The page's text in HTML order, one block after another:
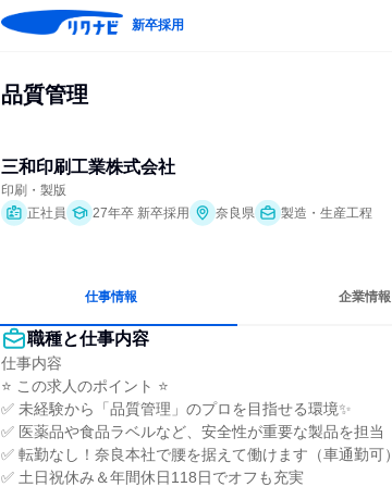
新卒採用
品質管理
三和印刷工業株式会社
印刷・製版
正社員
27年卒 新卒採用 奈良県 製造・生産工程
仕事情報 企業情報
職種と仕事内容
仕事内容
⭐ この求人のポイント ⭐
✅ 未経験から「品質管理」のプロを目指せる環境✨
✅ 医薬品や食品ラベルなど、安全性が重要な製品を担当
✅ 転勤なし！奈良本社で腰を据えて働けます（車通勤可）
✅ 土日祝休み＆年間休日118日でオフも充実